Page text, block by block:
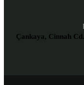
Çankaya, Cinnah